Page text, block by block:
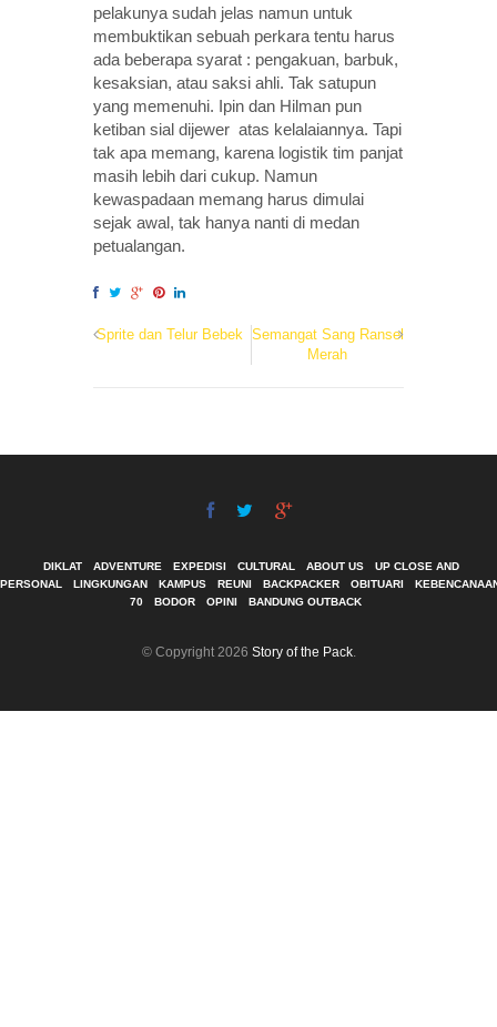
pelakunya sudah jelas namun untuk
membuktikan sebuah perkara tentu harus
ada beberapa syarat : pengakuan, barbuk,
kesaksian, atau saksi ahli. Tak satupun
yang memenuhi. Ipin dan Hilman pun
ketiban sial dijewer atas kelalaiannya. Tapi
tak apa memang, karena logistik tim panjat
masih lebih dari cukup. Namun
kewaspadaan memang harus dimulai
sejak awal, tak hanya nanti di medan
petualangan.
Sprite dan Telur Bebek Semangat Sang Ransel
Merah
DIKLAT ADVENTURE EXPEDISI CULTURAL ABOUT US
UP CLOSE AND
PERSONAL
LINGKUNGAN KAMPUS REUNI BACKPACKER OBITUARI
70
BODOR OPINI BANDUNG OUTBACK
© Copyright 2026 Story of the Pack.